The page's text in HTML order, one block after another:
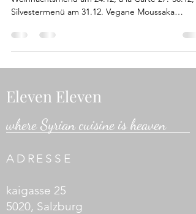
Silvestermenü am 31.12. Vegane Moussaka
Eleven Eleven
where Syrian cuisine is heaven
ADRESSE
kaigasse 25
5020, Salzburg